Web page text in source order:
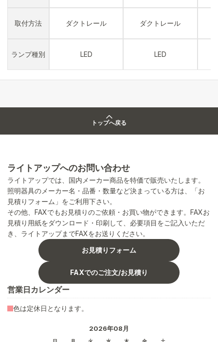
取付方法
ランプ種別
ダクトレール
LED
ダクトレール
LED
トップへ戻る
ライトアップへのお問い合わせ
ライトアップでは、国内メーカー商品を特価で販売いたします。
照明器具のメーカー名・品番・数量など決まっている方は、「お
見積りフォーム」をご利用下さい。
その他、FAXでもお見積りのご依頼・お買い物ができます。FAXお
見積り用紙をダウンロード・印刷して、必要項目をご記入いただ
き、ライトアップまでFAXをお送りください。
お見積りフォーム
FAXでのご注文/お見積り
営業日カレンダー
2026年08月
色は定休日となります。